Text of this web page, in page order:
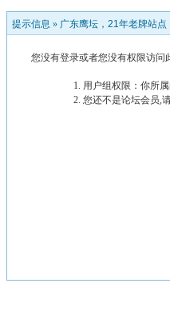
提示信息 » 广东鹰坛，21年老牌站
您没有登录或者您没有权限访问
用户组权限：你所
您还不是论坛会员,